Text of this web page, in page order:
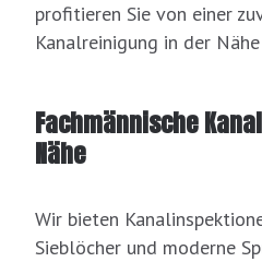
profitieren Sie von einer
Kanalreinigung in der
Fachmännische
Nähe
Wir bieten
Sieblöcher und moderne